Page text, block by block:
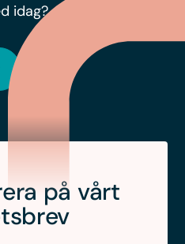
idag?
på vårt